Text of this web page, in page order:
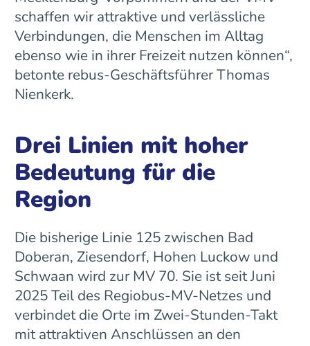
schaffen wir attraktive und verlässliche
Verbindungen, die Menschen im Alltag
ebenso wie in ihrer Freizeit nutzen können“,
betonte rebus-Geschäftsführer Thomas
Nienkerk.
Drei Linien mit hoher
Bedeutung für die
Region
Die bisherige Linie 125 zwischen Bad
Doberan, Ziesendorf, Hohen Luckow und
Schwaan wird zur MV 70. Sie ist seit Juni
2025 Teil des Regiobus-MV-Netzes und
verbindet die Orte im Zwei-Stunden-Takt
mit attraktiven Anschlüssen an den